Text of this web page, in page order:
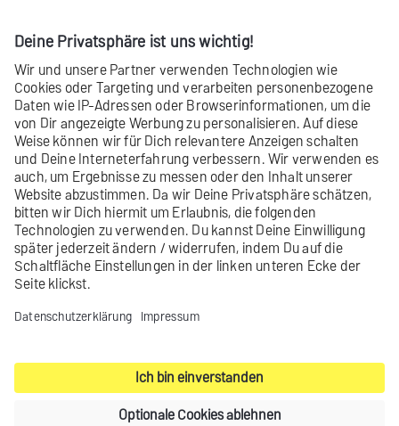
Inxmail Commerce automatisch erstellt und
aktualisiert. Du kannst die Blockliste über die
Commerce APIeinsehen und bearbeiten.
Kontakt
Produktarchiv
Impressum Datenschutz-Einstellungen